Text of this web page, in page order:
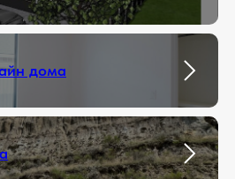
дома